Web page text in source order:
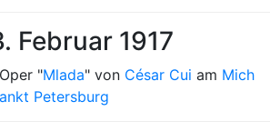
Februar 1917
"Mlada" von César Cui am Mich
Petersburg